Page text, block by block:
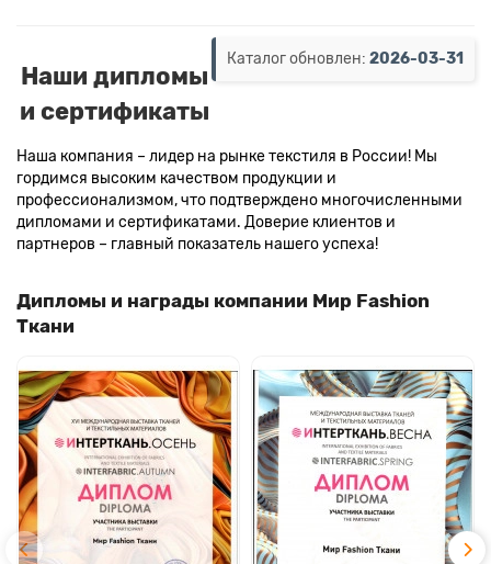
Каталог обновлен: 2026-03-31
Наши дипломы
и сертификаты
Наша компания – лидер на рынке текстиля в России! Мы
гордимся высоким качеством продукции и
профессионализмом, что подтверждено многочисленными
дипломами и сертификатами. Доверие клиентов и
партнеров – главный показатель нашего успеха!
Дипломы и награды компании Мир Fashion
Ткани